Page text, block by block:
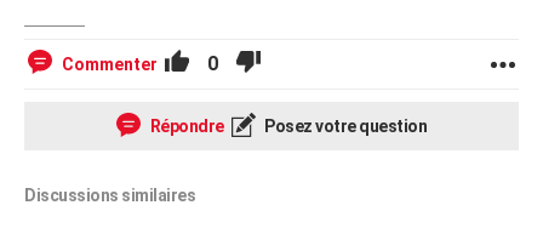
Commenter 0
Répondre Posez votre question
Discussions similaires